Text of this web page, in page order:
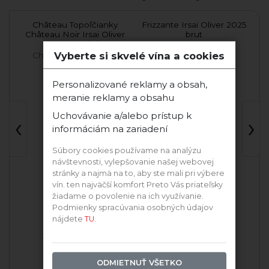
Château Topoľčianky
Château Noir Irsai Oliver
2024 suché
Chateau Topoľčianky
2024 Irsai Oliver
Frizzante Irsai Oliver 2025
brut
Vinárstvo Kozara
‹ ›
Vyberte si skvelé vína a cookies
Personalizované reklamy a obsah,
meranie reklamy a obsahu
Uchovávanie a/alebo prístup k
informáciám na zariadení
Súbory cookies používame na analýzu
návštevnosti, vylepšovanie našej webovej
stránky a najmä na to, aby ste mali pri výbere
vín. ten najväčší komfort Preto Vás priateľsky
žiadame o povolenie na ich využívanie.
Podmienky spracúvania osobných údajov
nájdeteTU.
ODMIETNUŤ VŠETKO